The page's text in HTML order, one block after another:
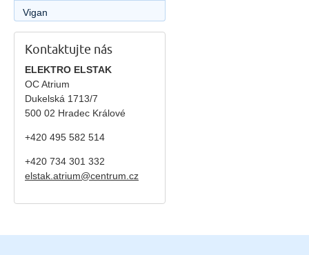
Vigan
Kontaktujte nás
ELEKTRO ELSTAK
OC Atrium
Dukelská 1713/7
500 02 Hradec Králové
+420 495 582 514
+420 734 301 332
elstak.atrium@centrum.cz